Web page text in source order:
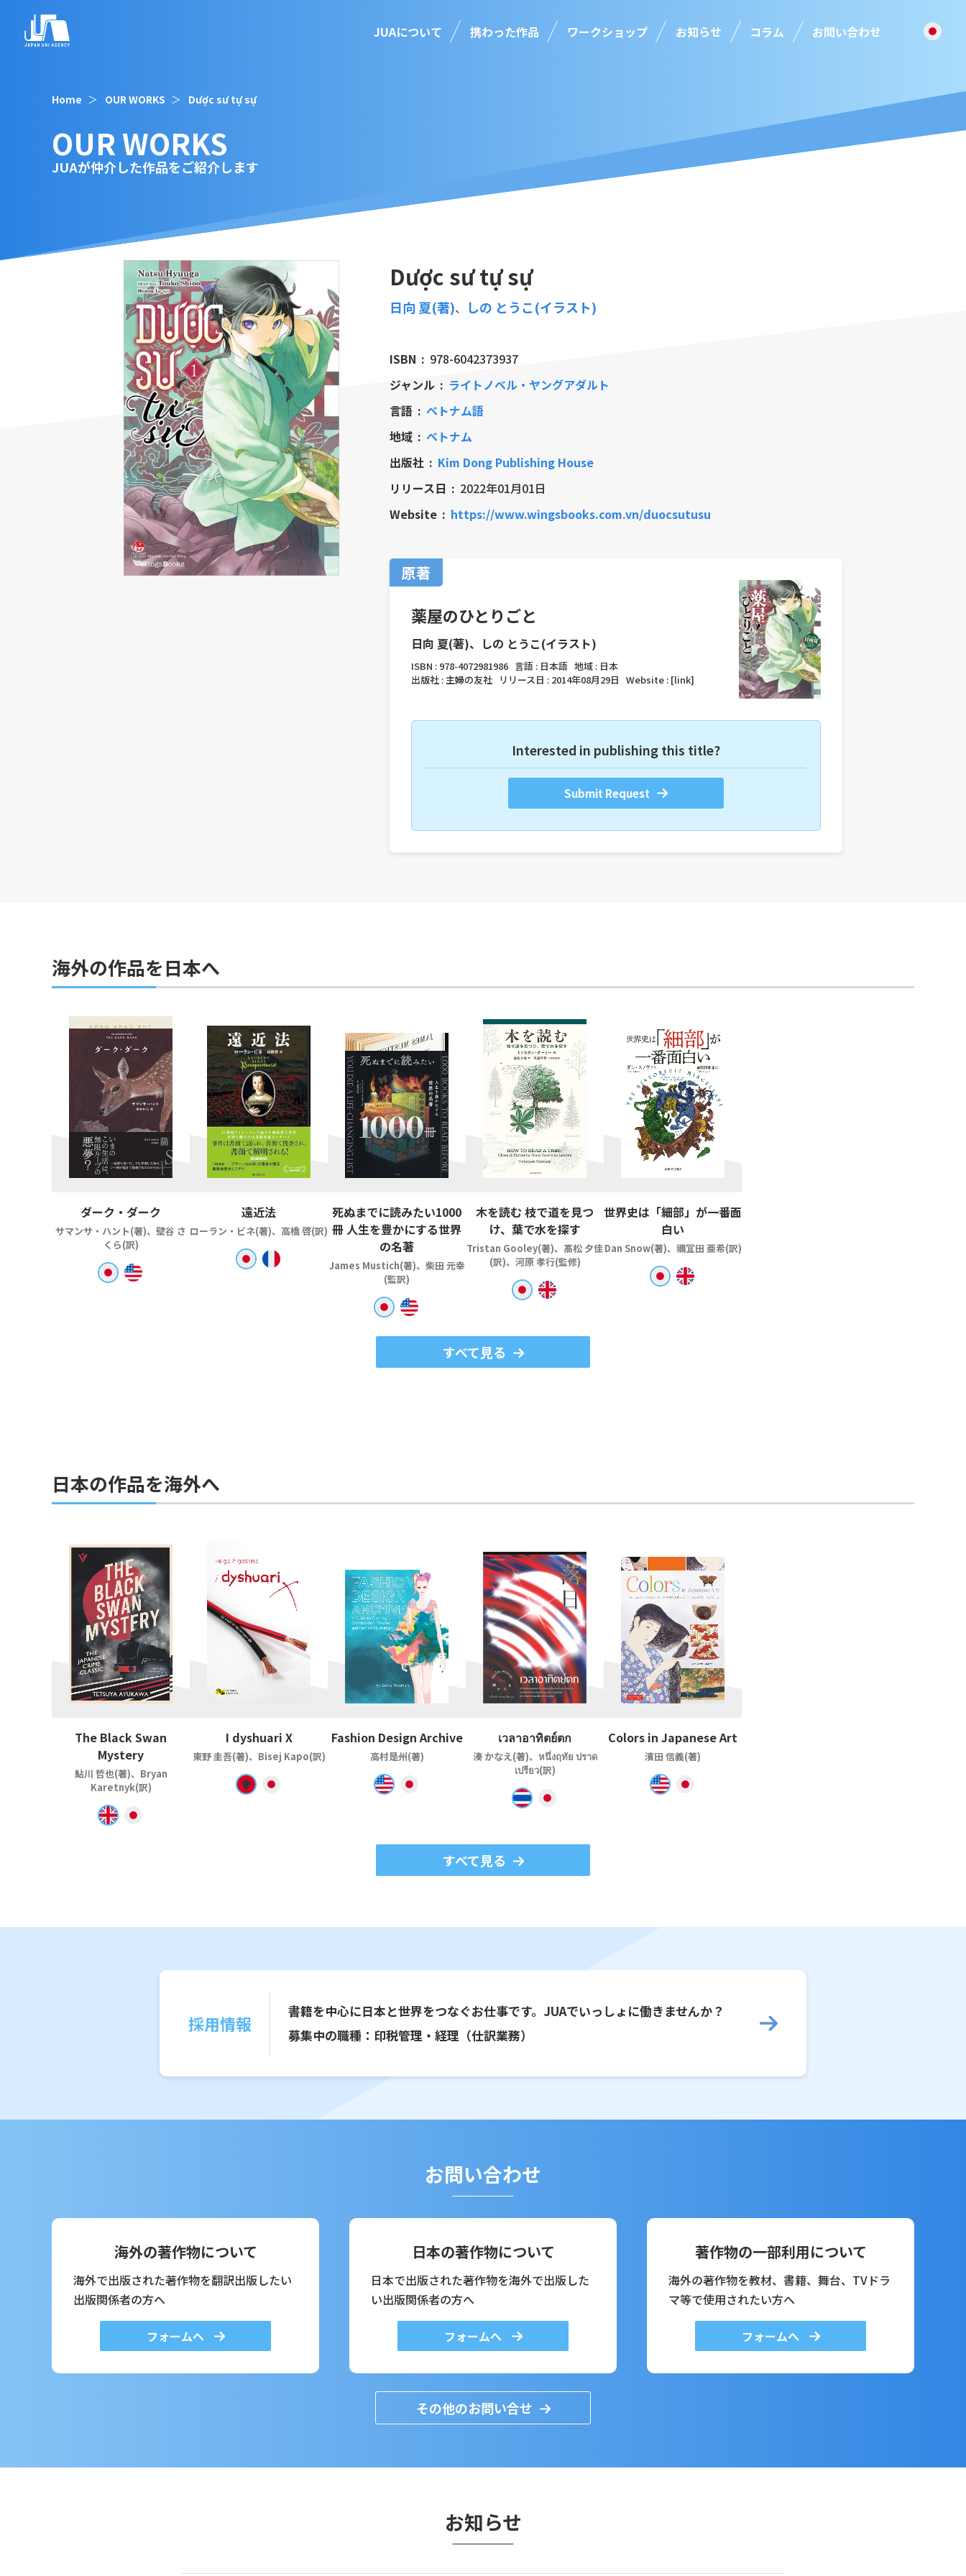
JUAについて 携わった作品 ワークショップ お知らせ コラム お問い合わせ
Home OUR WORKS Dược sư tự sự
OUR WORKS
JUAが仲介した作品をご紹介します
Dược sư tự sự
日向 夏(著)、 しの とうこ(イラスト)
ISBN
978-6042373937
ジャンル
ライトノベル・ヤングアダルト
言語
ベトナム語
地域
ベトナム
出版社
Kim Dong Publishing House
リリース日
2022年01月01日
Website
https://www.wingsbooks.com.vn/duocsutusu
原著
薬屋のひとりごと
日向 夏(著)、しの とうこ(イラスト)
ISBN : 978-4072981986 言語 : 日本語 地域 : 日本
出版社 :主婦の友社 リリース日 : 2014年08月29日 Website : [link]
Interested in publishing this title?
Submit Request
海外の作品を日本へ
ダーク・ダーク
サマンサ・ハント(著)、壁谷 さ
くら(訳)
遠近法
ローラン・ビネ(著)、高橋 啓(訳)
死ぬまでに読みたい1000
冊 人生を豊かにする世界
の名著
James Mustich(著)、柴田 元幸
(監訳)
木を読む 枝で道を見つ
け、葉で水を探す
Tristan Gooley(著)、髙松 夕佳
(訳)、河原 孝行(監修)
世界史は「細部」が一番面
白い
Dan Snow(著)、禰冝田 亜希(訳)
すべて見る
日本の作品を海外へ
The Black Swan
Mystery
鮎川 哲也(著)、Bryan
Karetnyk(訳)
I dyshuari X
東野 圭吾(著)、Bisej Kapo(訳)
Fashion Design Archive
高村是州(著)
เวลาอาทิตย์ตก
湊 かなえ(著)、หนึ่งฤทัย ปราด
เปรียว(訳)
Colors in Japanese Art
濱田 信義(著)
すべて見る
採用情報
書籍を中心に日本と世界をつなぐお仕事です。JUAでいっしょに働きませんか？
募集中の職種：印税管理・経理（仕訳業務）
お問い合わせ
海外の著作物について
海外で出版された著作物を翻訳出版したい
出版関係者の方へ
フォームへ
日本の著作物について
日本で出版された著作物を海外で出版した
い出版関係者の方へ
フォームへ
著作物の一部利用について
海外の著作物を教材、書籍、舞台、TVドラ
マ等で使用されたい方へ
フォームへ
その他のお問い合せ
お知らせ